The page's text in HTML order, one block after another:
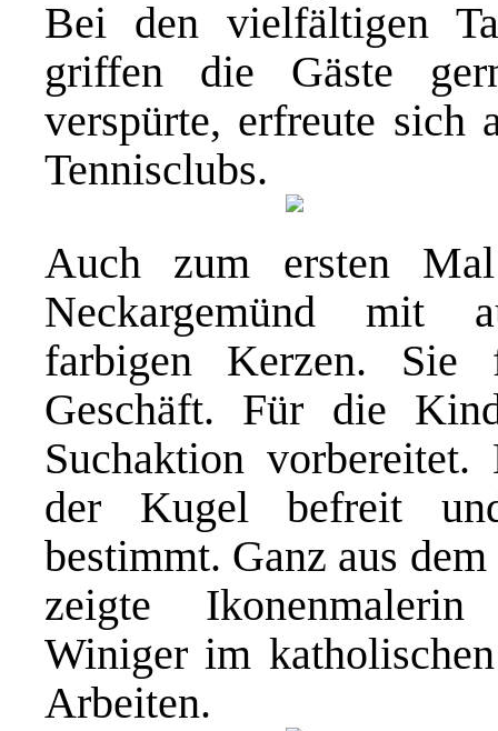
Bei den vielfältigen
griffen die Gäste
verspürte, erfreute sich
Tennisclubs.
Auch zum ersten
Neckargemünd mit
farbigen Kerzen.
Geschäft. Für die
Suchaktion
der Kugel befreit
bestimmt. Ganz aus
zeigte
Winiger im
Arbeiten.